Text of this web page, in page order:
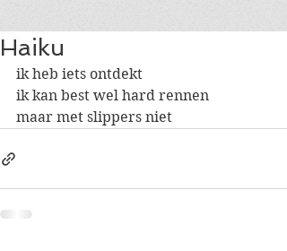
Haiku
ik heb iets ontdekt
ik kan best wel hard rennen
maar met slippers niet